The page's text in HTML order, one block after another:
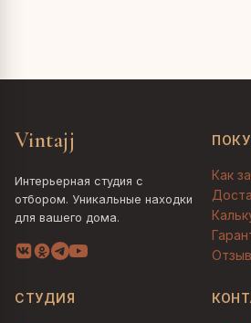
Vintajj
Интерьерная студия с
отбором. Уникальные находки
для вашего дома.
Как
СТУДИЯ